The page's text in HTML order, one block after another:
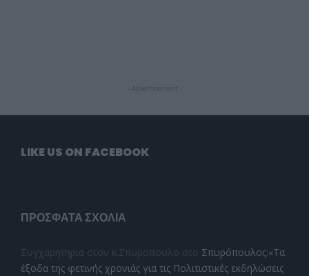
- Advertisement -
LIKE US ON FACEBOOK
ΠΡΌΣΦΑΤΑ ΣΧΌΛΙΑ
Συγχαρητηρια στον κ.Σπυροπουλο στο Σπυρόπουλος:«Τα
έξοδα της φετινής χρονιάς για τις Πολιτιστικές εκδηλώσεις